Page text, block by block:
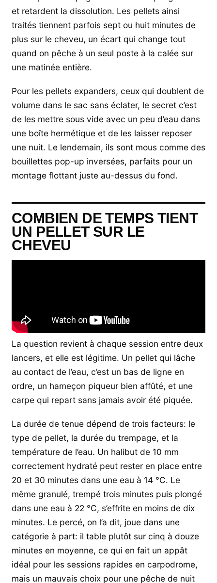
et retardent la dissolution. Les pellets ainsi
traités tiennent parfois sept ou huit minutes de
plus sur le cheveu, un écart qui change tout
quand on pêche à un seul poste à la calée sur
une matinée entière.
Pour les pellets expanders, ceux qui doublent de
volume dans le sac sans éclater, le secret c’est
de les mettre sous vide avec un peu d’eau dans
une boîte hermétique et de les laisser reposer
une nuit. Le lendemain, ils sont mous comme des
bouillettes pop-up inversées, parfaits pour un
montage flottant juste au-dessus du fond.
COMBIEN DE TEMPS TIENT
UN PELLET SUR LE
CHEVEU
La question revient à chaque session entre deux
lancers, et elle est légitime. Un pellet qui lâche
au contact de l’eau, c’est un bas de ligne en
ordre, un hameçon piqueur bien affûté, et une
carpe qui repart sans jamais avoir été piquée.
La durée de tenue dépend de trois facteurs: le
type de pellet, la durée du trempage, et la
température de l’eau. Un halibut de 10 mm
correctement hydraté peut rester en place entre
20 et 30 minutes dans une eau à 14 °C. Le
même granulé, trempé trois minutes puis plongé
dans une eau à 22 °C, s’effrite en moins de dix
minutes. Le percé, on l’a dit, joue dans une
catégorie à part: il table plutôt sur cinq à douze
minutes en moyenne, ce qui en fait un appât
idéal pour les sessions rapides en carpodrome,
mais un mauvais choix pour une pêche de nuit